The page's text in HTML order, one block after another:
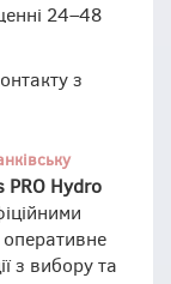
24–48
з
PRO Hydro
оперативне
з вибору та